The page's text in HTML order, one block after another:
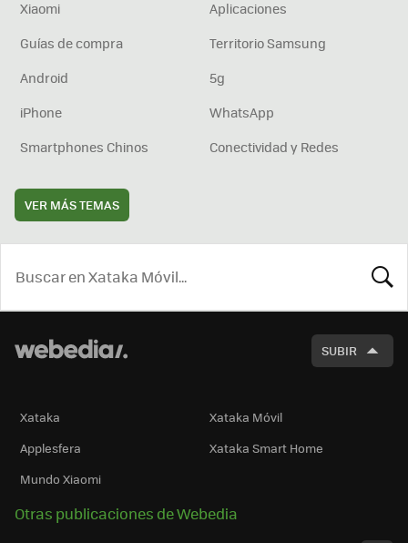
Xiaomi
Aplicaciones
Guías de compra
Territorio Samsung
Android
5g
iPhone
WhatsApp
Smartphones Chinos
Conectividad y Redes
VER MÁS TEMAS
SUBIR
Xataka
Xataka Móvil
Applesfera
Xataka Smart Home
Mundo Xiaomi
Otras publicaciones de Webedia